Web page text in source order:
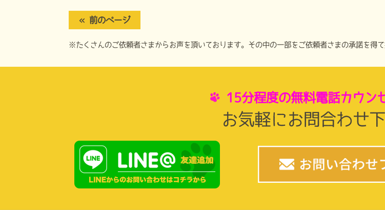
« 前のページ
※たくさんのご依頼者さまからお声を頂いております。その中の一部をご依頼者さまの承諾を得て
15分程度の無料電話カウン
お気軽にお問合わせ